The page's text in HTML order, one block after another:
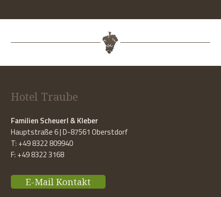
Hotel Traube
Familien Scheuerl & Kleber
Hauptstraße 6 | D-87561 Oberstdorf
T: +49 8322 809940
F: +49 8322 3168
E-Mail Kontakt